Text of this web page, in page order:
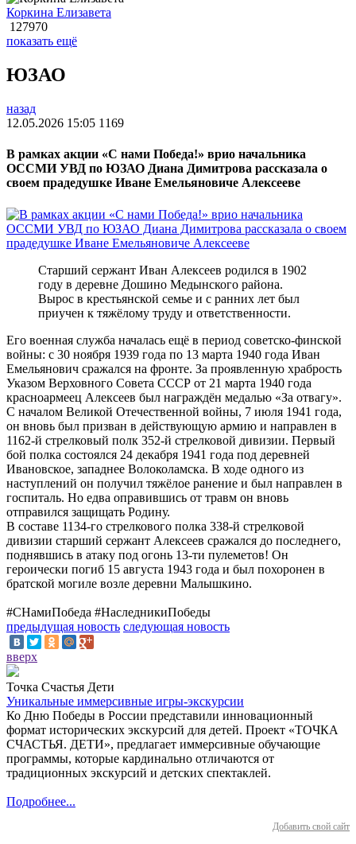
Коркина Елизавета
127970
показать ещё
ЮЗАО
назад
12.05.2026 15:05 1169
В рамках акции «С нами Победа!» врио начальника
ОССМИ УВД по ЮЗАО Диана Димитрова рассказала о
своем прадедушке Иване Емельяновиче Алексееве
Старший сержант Иван Алексеев родился в 1902
году в деревне Дошино Медынского района.
Вырос в крестьянской семье и с ранних лет был
приучен к тяжёлому труду и ответственности.
Его военная служба началась ещё в период советско‑финской
войны: с 30 ноября 1939 года по 13 марта 1940 года Иван
Емельянович сражался на фронте. За проявленную храбрость
Указом Верховного Совета СССР от 21 марта 1940 года
красноармеец Алексеев был награждён медалью «За отвагу».
С началом Великой Отечественной войны, 7 июля 1941 года,
он вновь был призван в действующую армию и направлен в
1162‑й стрелковый полк 352‑й стрелковой дивизии. Первый
бой полка состоялся 24 декабря 1941 года под деревней
Ивановское, западнее Волоколамска. В ходе одного из
наступлений он получил тяжёлое ранение и был направлен в
госпиталь. Но едва оправившись от травм он вновь
отправился защищать Родину.
В составе 1134-го стрелкового полка 338‑й стрелковой
дивизии старший сержант Алексеев сражался до последнего,
поднявшись в атаку под огонь 13-ти пулеметов! Он
героически погиб 15 августа 1943 года и был похоронен в
братской могиле возле деревни Малышкино.
‎#СНамиПобеда #НаследникиПобеды
предыдущая новость следующая новость
вверх
Точка Счастья Дети
Уникальные иммерсивные игры-экскурсии
Ко Дню Победы в России представили инновационный
формат исторических экскурсий для детей. Проект «ТОЧКА
СЧАСТЬЯ. ДЕТИ», предлагает иммерсивные обучающие
программы, которые кардинально отличаются от
традиционных экскурсий и детских спектаклей.
Подробнее...
Добавить свой сайт